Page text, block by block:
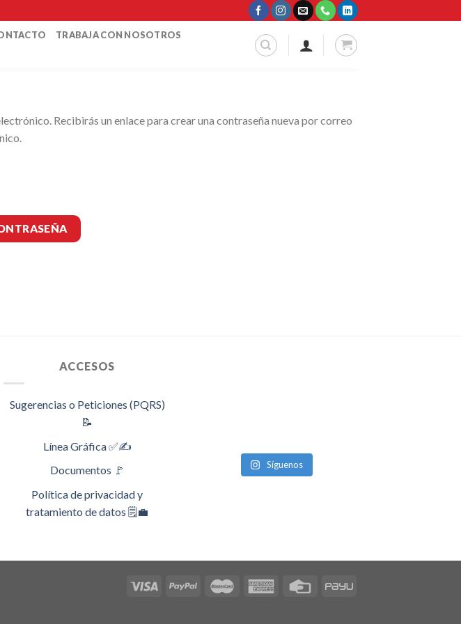
TRABAJA CON NOSOTROS
Recibirás un enlace para crear una contraseña nueva por correo
ACCESOS
Sugerencias o Peticiones (PQRS)
📝
Línea Gráfica ✅✍️
Documentos 🚩
Política de privacidad y
tratamiento de datos 🗒️💼
Síguenos